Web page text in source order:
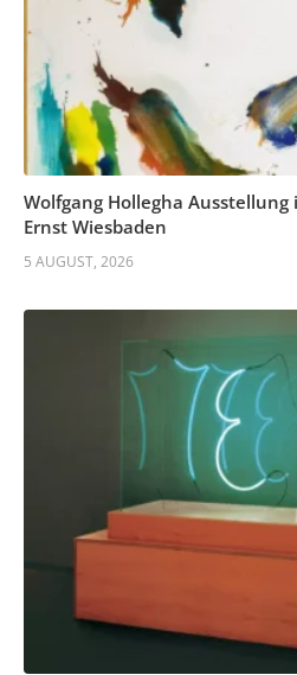
Wolfgang Hollegha
Ernst Wiesbaden
5 AUGUST, 2026